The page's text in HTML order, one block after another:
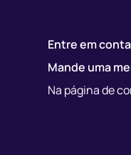
Entre em
Mande uma
Na página de